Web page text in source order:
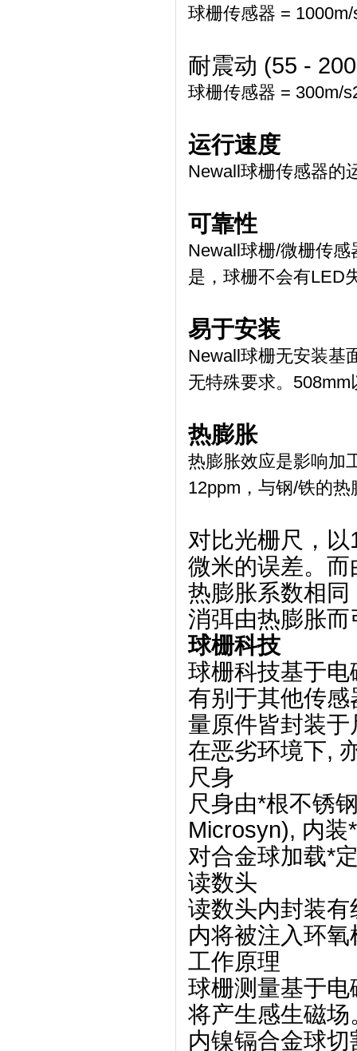
球栅传感器 =
耐震动 (55 -
球栅传感器 = 300m/
运行速度
Newall球栅传感器的
可靠性
Newall球栅/微栅传
是，球栅不会有LED
易于安装
Newall球栅无安装基
无特殊要求。
热膨胀
热膨胀效应是影响加
12ppm，与钢/铁的
对比光栅尺，
微米的误差。
热膨胀系数相
消弭由热膨胀
球栅科技
球栅科技基于
有别于其他传
量原件皆封装
在恶劣环境下,
尺身
尺身由*根不锈
Microsyn), 内装
对合金球加载*
读数头
读数头内封装
内将被注入环
工作原理
球栅测量基于
将产生感生磁
内镍镉合金球